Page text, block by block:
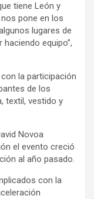
tiene León y
pone en los
lugares de
equipo”,
la participación
de los
textil, vestido y
Novoa
el evento creció
al año pasado.
con la